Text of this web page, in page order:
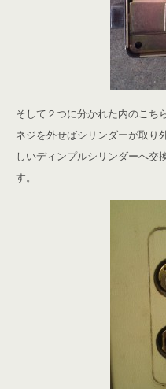
そして２つに分かれた内のこち
ネジを外せばシリンダーが取り
しいディンプルシリンダーへ交
す。